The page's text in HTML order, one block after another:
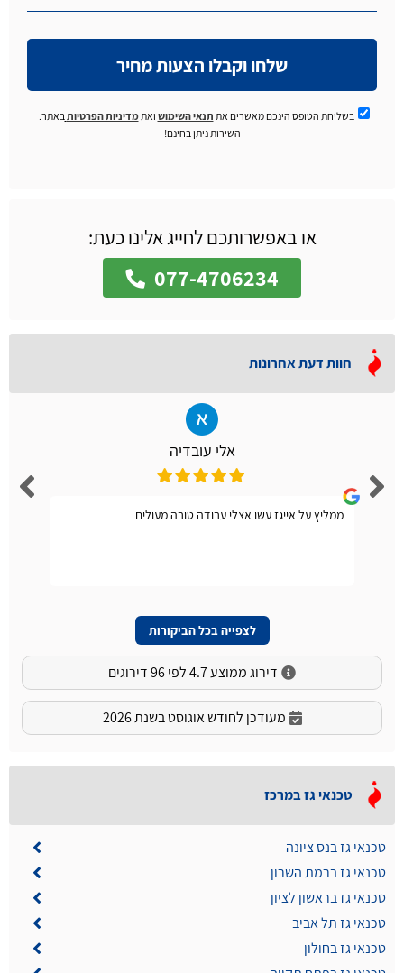
שלחו וקבלו הצעות מחיר
בשליחת הטופס הינכם מאשרים את תנאי השימוש ואתמדיניות הפרטיותבאתר.
השירות ניתן בחינם!
או באפשרותכם לחייג אלינו כעת:
077-4706234
חוות דעת אחרונות
אלי עובדיה
ממליץ על אייגז עשו אצלי עבודה טובה מעולים
לצפייה בכל הביקורות
דירוג ממוצע 4.7 לפי 96 דירוגים
מעודכן לחודש אוגוסט בשנת 2026
טכנאי גז במרכז
טכנאי גז בנס ציונה
טכנאי גז ברמת השרון
טכנאי גז בראשון לציון
טכנאי גז תל אביב
טכנאי גז בחולון